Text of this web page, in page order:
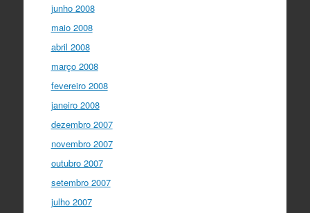
junho 2008
maio 2008
abril 2008
março 2008
fevereiro 2008
janeiro 2008
dezembro 2007
novembro 2007
outubro 2007
setembro 2007
julho 2007